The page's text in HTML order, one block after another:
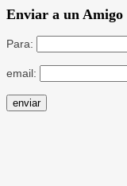
Enviar a un Amigo
Para:
email: